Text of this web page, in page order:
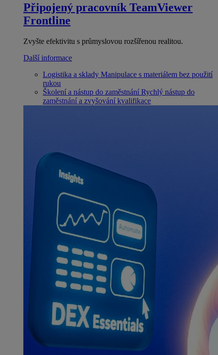
Připojený pracovník TeamViewer
Frontline
Zvyšte efektivitu s průmyslovou rozšířenou realitou.
Další informace
Logistika a sklady Manipulace s materiálem bez použití
rukou
Školení a nástup do zaměstnání Rychlý nástup do
zaměstnání a zvyšování kvalifikace